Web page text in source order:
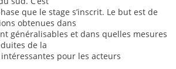
que le stage s’inscrit. Le but est de
obtenues dans
généralisables et dans quelles mesures
de la
pour les acteurs